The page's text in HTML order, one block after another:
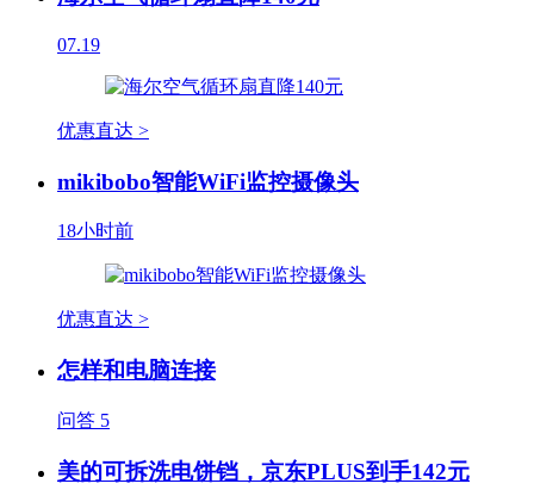
07.19
优惠直达 >
mikibobo智能WiFi监控摄像头
18小时前
优惠直达 >
怎样和电脑连接
问答 5
美的可拆洗电饼铛，京东PLUS到手142元